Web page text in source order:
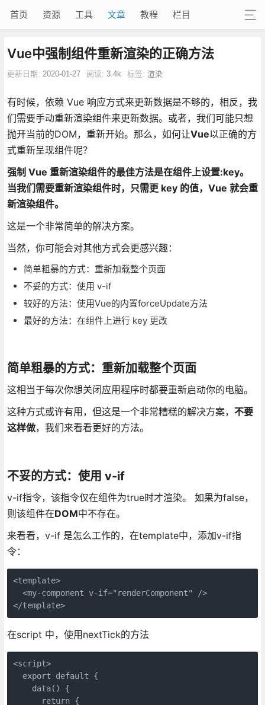
首页 资源 工具 文章 教程 栏目
Vue中强制组件重新渲染的正确方法
更新日期: 2020-01-27 阅读: 3.4k 标签: 渲染
有时候，依赖 Vue 响应方式来更新数据是不够的，相反，我
们需要手动重新渲染组件来更新数据。或者，我们可能只想
抛开当前的DOM，重新开始。那么，如何让Vue以正确的方
式重新呈现组件呢？
强制 Vue 重新渲染组件的最佳方法是在组件上设置:key。
当我们需要重新渲染组件时，只需更 key 的值，Vue 就会重
新渲染组件。
这是一个非常简单的解决方案。
当然，你可能会对其他方式会更感兴趣：
简单粗暴的方式：重新加载整个页面
不妥的方式：使用 v-if
较好的方法：使用Vue的内置forceUpdate方法
最好的方法：在组件上进行 key 更改
简单粗暴的方式：重新加载整个页面
这相当于每次你想关闭应用程序时都要重新启动你的电脑。
这种方式或许有用，但这是一个非常糟糕的解决方案， 不要
这样做，我们来看看更好的方法。
不妥的方式：使用 v-if
v-if指令，该指令仅在组件为true时才渲染。 如果为false，
则该组件在DOM中不存在。
来看看，v-if 是怎么工作的，在template中，添加v-if指
令：
<template>
  <my-component v-if="renderComponent" />
</template>
在script 中，使用nextTick的方法
<script>
  export default {
    data() {
      return {